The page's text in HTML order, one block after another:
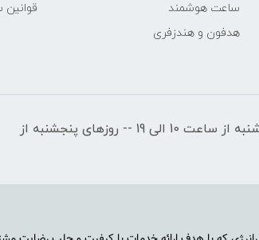
ساعت هوشمند
هدفون و هندزفری
ساعات کاری: روزهای شنبه تا چهارشنبه از ساعت 10 الی 19 -- روزهای پنجشنبه از